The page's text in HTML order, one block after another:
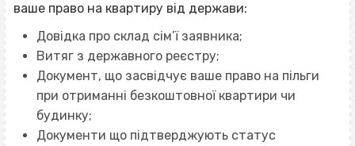
ваше право на квартиру від держави:
Довідка про склад сім’ї заявника;
Витяг з державного реєстру;
Документ, що засвідчує ваше право на пільги
при отриманні безкоштовної квартири чи
будинку;
Документи що підтверджують статус